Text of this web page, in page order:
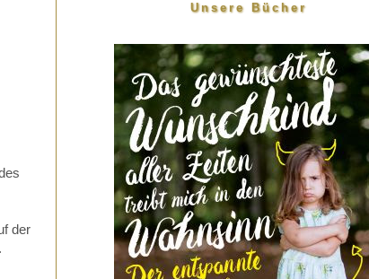
der
Unsere Bücher